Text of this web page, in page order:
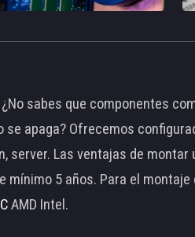
sabes que componentes
apaga? Ofrecemos
server. Las ventajas de
5 años. Para el
AMD Intel.